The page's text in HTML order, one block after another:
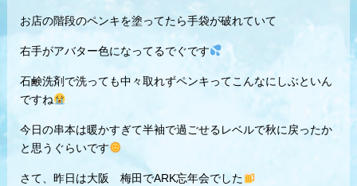
お店の階段のペンキを塗ってたら手袋が破れていて
右手がアバター色になってるでぐです
石鹸洗剤で洗っても中々取れずペンキってこんなにしぶといん
ですね
今日の串本は暖かすぎて半袖で過ごせるレベルで秋に戻ったか
と思うぐらいです
さて、昨日は大阪 梅田でARK忘年会でした